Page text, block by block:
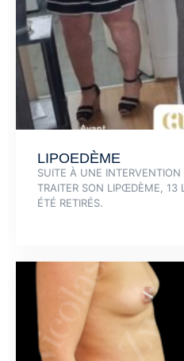
LIPOEDÈME
SUITE À UNE INTERVENTION
TRAITER SON LIPŒDÈME, 13
ÉTÉ RETIRÉS.